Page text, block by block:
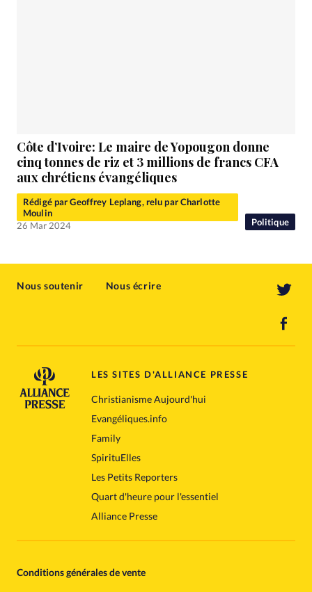
Politique
Côte d’Ivoire: Le maire de Yopougon donne
cinq tonnes de riz et 3 millions de francs CFA
aux chrétiens évangéliques
Rédigé par Geoffrey Leplang, relu par Charlotte
Moulin
26 Mar 2024
Nous soutenir Nous écrire
LES SITES D'ALLIANCE PRESSE
Christianisme Aujourd'hui
Evangéliques.info
Family
SpirituElles
Les Petits Reporters
Quart d'heure pour l'essentiel
Alliance Presse
Conditions générales de vente